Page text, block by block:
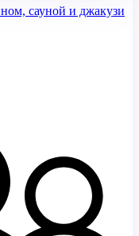
сауной и джакузи